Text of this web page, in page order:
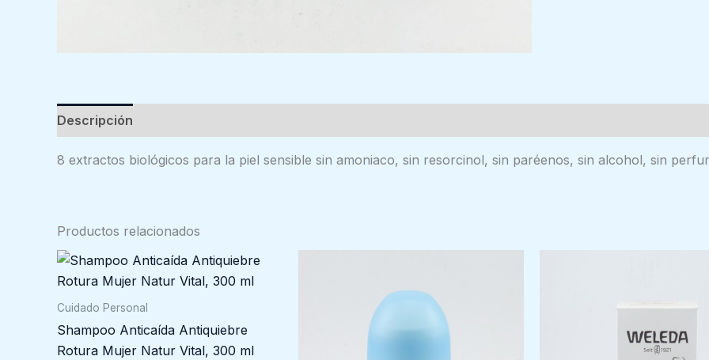
Descripción
8 extractos biológicos para la piel sensible sin amoniaco, sin resorcinol, sin paréenos, sin alcohol, sin
Productos relacionados
Cuidado Personal
Shampoo Anticaída Antiquiebre
Rotura Mujer Natur Vital, 300 ml